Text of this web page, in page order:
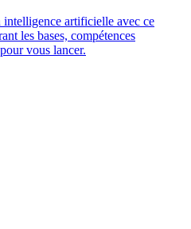
artificielle avec ce
les bases, compétences
vous lancer.